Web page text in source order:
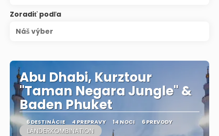
Zoradiť podľa
Náš výber
Abu Dhabi, Kurztour
"Taman Negara Jungle" &
Baden Phuket
6 DESTINÁCIE 4 PREPRAVY 14 NOCI 6 PREVODY
LÄNDERKOMBINATION